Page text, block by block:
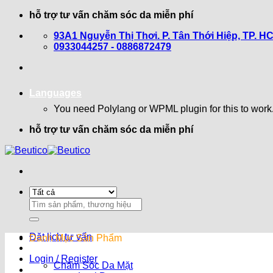
hỗ trợ tư vấn chăm sóc da miễn phí
93A1 Nguyễn Thị Thơi. P. Tân Thới Hiệp, TP.
0933044257 - 0886872479
Languages
You need Polylang or WPML plugin for this to
hỗ trợ tư vấn chăm sóc da miễn phí
Search
for:
Đặt lịch tư vấn
Login / Register
Danh Mục Sản Phẩm
Chăm Sóc Da Mặt